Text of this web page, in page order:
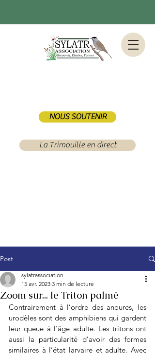
NOUS SOUTENIR
La Trimouille en direct
Post
Zoom sur... le Triton palmé
sylatrassociation
15 avr. 2023 3 min de lecture
Contrairement à l’ordre des anoures, les
urodèles sont des amphibiens qui gardent
leur queue à l’âge adulte. Les tritons ont
aussi la particularité d’avoir des formes
similaires à l’état larvaire et adulte. Avec